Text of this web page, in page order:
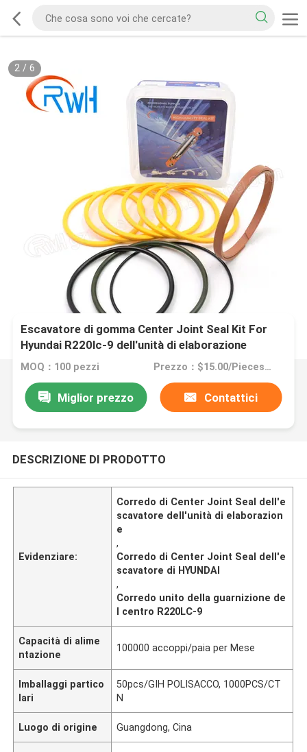
2/ 6
Escavatore di gomma Center Joint Seal Kit For
Hyundai R220lc-9 dell'unità di elaborazione
MOQ：100 pezzi Prezzo：$15.00/Pieces 100-499 Pieces
Miglior prezzo Contattici
DESCRIZIONE DI PRODOTTO
Evidenziare:
Corredo di Center Joint Seal dell'e
scavatore dell'unità di elaborazion
e
,
Corredo di Center Joint Seal dell'e
scavatore di HYUNDAI
,
Corredo unito della guarnizione de
l centro R220LC-9
Capacità di alime
ntazione
100000 accoppi/paia per Mese
Imballaggi partico
lari
50pcs/GIH POLISACCO, 1000PCS/CT
N
Luogo di origine Guangdong, Cina